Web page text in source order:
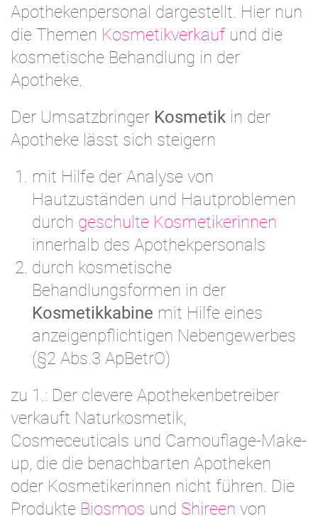
Apothekenpersonal dargestellt. Hier nun
die Themen Kosmetikverkauf und die
kosmetische Behandlung in der
Apotheke.
Der Umsatzbringer Kosmetik in der
Apotheke lässt sich steigern
mit Hilfe der Analyse von
Hautzuständen und Hautproblemen
durch geschulte Kosmetikerinnen
innerhalb des Apothekpersonals
durch kosmetische
Behandlungsformen in der
Kosmetikkabine mit Hilfe eines
anzeigenpflichtigen Nebengewerbes
(§2 Abs.3 ApBetrO)
zu 1.: Der clevere Apothekenbetreiber
verkauft Naturkosmetik,
Cosmeceuticals und Camouflage-Make-
up, die die benachbarten Apotheken
oder Kosmetikerinnen nicht führen. Die
Produkte Biosmos und Shireen von